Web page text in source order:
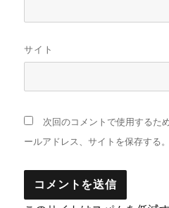
サイト
次回のコメントで使用するた
ールアドレス、サイトを保存する。